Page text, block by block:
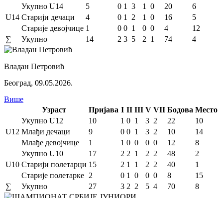
U14
Укупно U14 5 0 1 3 1 0 20
6
Старији дечаци
4 0 1 2 1 0 16
5
Старије девојчице 1 0 0 1 0 0 4
12
∑
Укупно 14 2 3 5 2 1 74 4
Владан Петровић
Београд, 09.05.2026.
Више
Узраст
Пријава I II III V VII Бодова Место
U12
Укупно U12 10 1 0 1 3 2 22
10
Млађи дечаци
9 0 0 1 3 2 10
14
Млађе девојчице
1 1 0 0 0 0 12 8
U10
Укупно U10 17 2 2 1 2 2 48
2
Старији полетарци 15 2 1 1 2 2 40
1
Старије полетарке 2 0 1 0 0 0 8
15
∑
Укупно 27 3 2 2 5 4 70 8